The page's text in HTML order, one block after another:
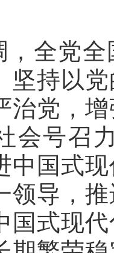
，全党
坚持以
治党，
会号召
中国式
领导，
国式现